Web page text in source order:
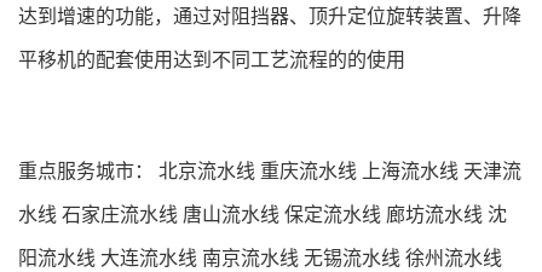
达到增速的功能，通过对阻挡器、顶升定位旋转装置、升降
平移机的配套使用达到不同工艺流程的的使用
重点服务城市： 北京流水线 重庆流水线 上海流水线 天津流
水线石家庄流水线 唐山流水线保定流水线 廊坊流水线 沈
阳流水线 大连流水线 南京流水线无锡流水线徐州流水线